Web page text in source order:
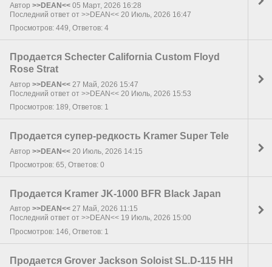
Автор >>DEAN<< 05 Март, 2026 16:28
Последний ответ от >>DEAN<< 20 Июль, 2026 16:47
Просмотров: 449, Ответов: 4
Продается Schecter California Custom Floyd
Rose Strat
Автор >>DEAN<< 27 Май, 2026 15:47
Последний ответ от >>DEAN<< 20 Июль, 2026 15:53
Просмотров: 189, Ответов: 1
Продается супер-редкость Kramer Super Tele
Автор >>DEAN<< 20 Июль, 2026 14:15
Просмотров: 65, Ответов: 0
Продается Kramer JK-1000 BFR Black Japan
Автор >>DEAN<< 27 Май, 2026 11:15
Последний ответ от >>DEAN<< 19 Июль, 2026 15:00
Просмотров: 146, Ответов: 1
Продается Grover Jackson Soloist SL.D-115 HH